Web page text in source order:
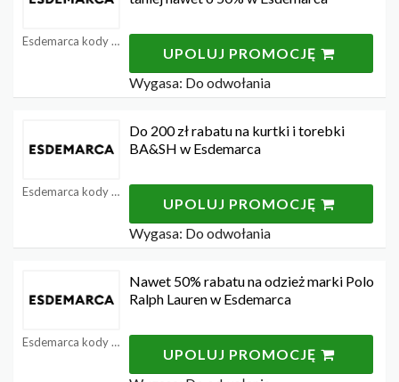
Esdemarca kody rabatowe
UPOLUJ PROMOCJĘ
Wygasa: Do odwołania
Esdemarca kody rabatowe
Do 200 zł rabatu na kurtki i torebki
BA&SH w Esdemarca
UPOLUJ PROMOCJĘ
Wygasa: Do odwołania
Esdemarca kody rabatowe
Nawet 50% rabatu na odzież marki Polo
Ralph Lauren w Esdemarca
UPOLUJ PROMOCJĘ